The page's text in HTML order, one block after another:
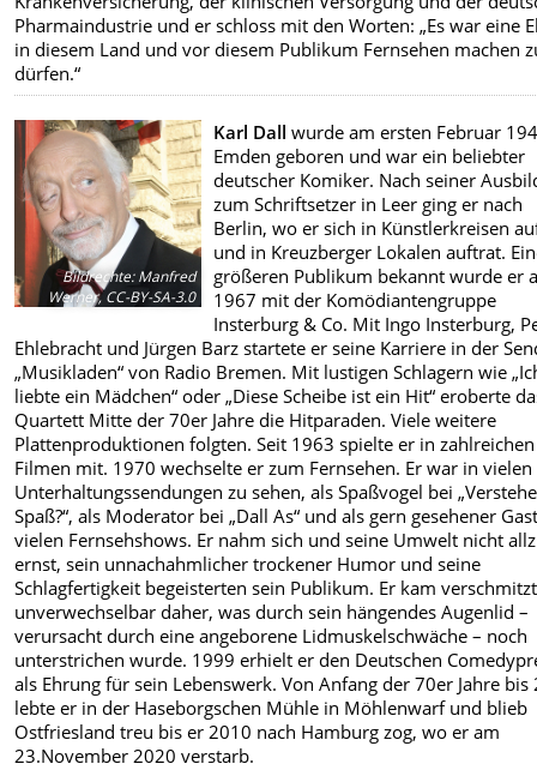
Pharmaindustrie und er schloss mit den Worten: „Es war eine
in diesem Land und vor diesem Publikum Fernsehen machen
dürfen.“
Bildrechte:Manfred
Werner, CC-BY-SA-3.0
Karl Dall wurde am ersten Februar
Emden geboren und war ein beliebter
deutscher Komiker. Nach seiner
zum Schriftsetzer in Leer ging er nach
Berlin, wo er sich in Künstlerkreisen
und in Kreuzberger Lokalen auftrat.
größeren Publikum bekannt wurde er
1967 mit der Komödiantengruppe
Insterburg & Co. Mit Ingo Insterburg,
Ehlebracht und Jürgen Barz startete er seine Karriere in der
„Musikladen“ von Radio Bremen. Mit lustigen Schlagern wie
liebte ein Mädchen“ oder „Diese Scheibe ist ein Hit“ eroberte
Quartett Mitte der 70er Jahre die Hitparaden. Viele weitere
Plattenproduktionen folgten. Seit 1963 spielte er in zahlreichen
Filmen mit. 1970 wechselte er zum Fernsehen. Er war in vielen
Unterhaltungssendungen zu sehen, als Spaßvogel bei
Spaß?“, als Moderator bei „Dall As“ und als gern gesehener
vielen Fernsehshows. Er nahm sich und seine Umwelt nicht
ernst, sein unnachahmlicher trockener Humor und seine
Schlagfertigkeit begeisterten sein Publikum. Er kam
unverwechselbar daher, was durch sein hängendes Augenlid –
verursacht durch eine angeborene Lidmuskelschwäche – noch
unterstrichen wurde. 1999 erhielt er den Deutschen
als Ehrung für sein Lebenswerk. Von Anfang der 70er Jahre bis
lebte er in der Haseborgschen Mühle in Möhlenwarf und blieb
Ostfriesland treu bis er 2010 nach Hamburg zog, wo er am
23.November 2020 verstarb.